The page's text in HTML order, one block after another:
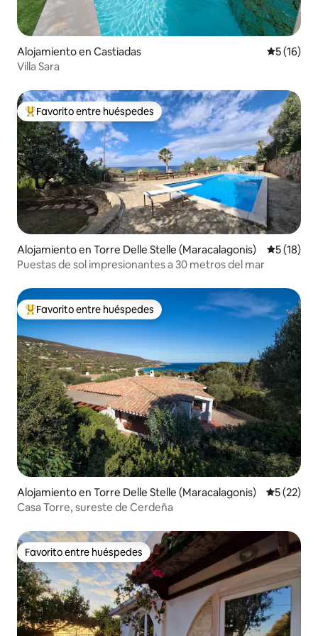
Alojamiento en Castiadas
5 (16)
Villa Sara
Favorito entre los huéspedes más destacados
Favorito entre huéspedes
Alojamiento en Torre Delle Stelle (Maracalagonis)
5 (18)
Puestas de sol impresionantes a 30 metros del mar
Favorito entre los huéspedes más destacados
Favorito entre huéspedes
Alojamiento en Torre Delle Stelle (Maracalagonis)
5 (22)
Casa Torre, sureste de Cerdeña
Favorito entre huéspedes
Favorito entre huéspedes